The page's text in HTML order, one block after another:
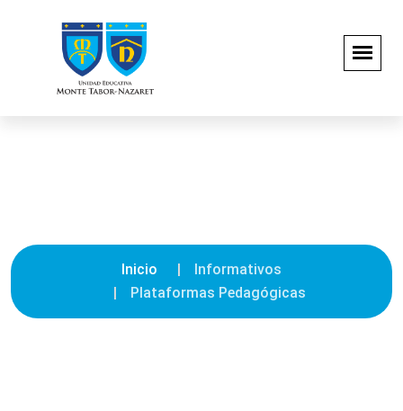
Inicio
Informativos
Plataformas Pedagógicas